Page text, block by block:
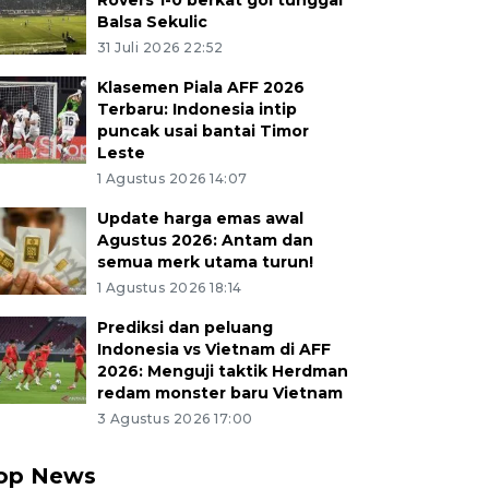
Balsa Sekulic
31 Juli 2026 22:52
Klasemen Piala AFF 2026
Terbaru: Indonesia intip
puncak usai bantai Timor
Leste
1 Agustus 2026 14:07
Update harga emas awal
Agustus 2026: Antam dan
semua merk utama turun!
1 Agustus 2026 18:14
Prediksi dan peluang
Indonesia vs Vietnam di AFF
2026: Menguji taktik Herdman
redam monster baru Vietnam
3 Agustus 2026 17:00
News